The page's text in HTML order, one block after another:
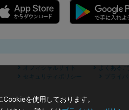
オフィシャルサイト よくある
セキュリティポリシー
プライ
を使用しております。